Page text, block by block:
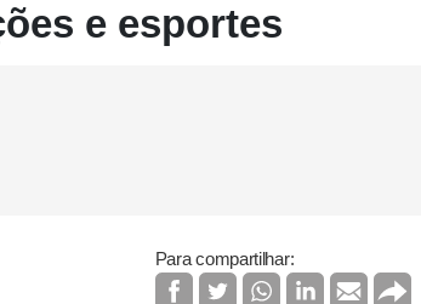
e esportes
Para compartilhar: